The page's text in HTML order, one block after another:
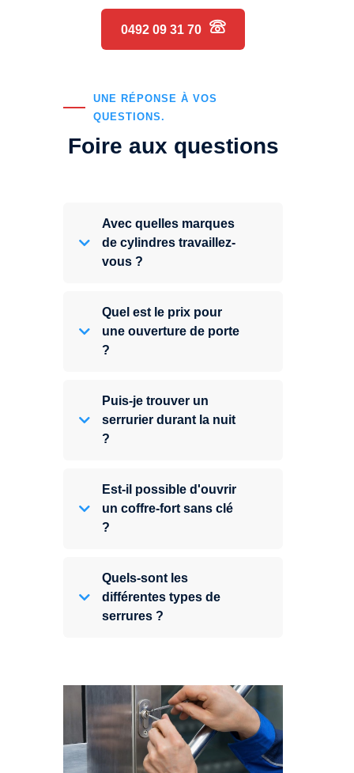
0492 09 31 70
UNE RÉPONSE À VOS
QUESTIONS.
Foire aux questions
Avec quelles marques
de cylindres travaillez-
vous ?
Quel est le prix pour
une ouverture de porte
?
Puis-je trouver un
serrurier durant la nuit
?
Est-il possible d'ouvrir
un coffre-fort sans clé
?
Quels-sont les
différentes types de
serrures ?
Vous avez perdu vos clés ou la
porte s'est refermée derrière vous
? Un serrurier est disponible
24h/7.